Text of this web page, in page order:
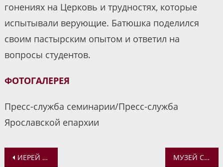
гонениях на Церковь и трудностях, которые
испытывали верующие. Батюшка поделился
своим пастырским опытом и ответил на
вопросы студентов.
ФОТОГАЛЕРЕЯ
Пресс-служба семинарии/Пресс-служба
Ярославской епархии
Навигация
ИЕРЕЙ МАКСИМ ВЕТРОВ УДОСТОЕН МЕДАЛИ ЯРОСЛАВСКОЙ ЕПАРХИИ МУЗЕЙ СПАСО-ЯКОВЛЕВСКОГО МОНАСТЫРЯ ПРЕДСТАВИЛИ НА МЕЖРЕГИОНАЛЬНОЙ НАУЧНОЙ КОНФЕРЕНЦИИ